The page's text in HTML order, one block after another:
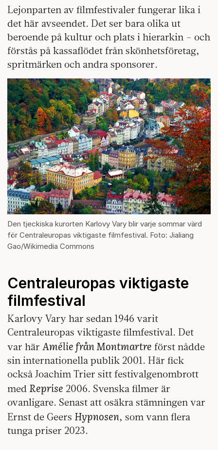
Lejonparten av filmfestivaler fungerar lika i
det här avseendet. Det ser bara olika ut
beroende på kultur och plats i hierarkin – och
förstås på kassaflödet från skönhetsföretag,
spritmärken och andra sponsorer.
Den tjeckiska kurorten Karlovy Vary blir varje sommar värd
för Centraleuropas viktigaste filmfestival. Foto: Jialiang
Gao/Wikimedia Commons
Centraleuropas viktigaste
filmfestival
Karlovy Vary har sedan 1946 varit
Centraleuropas viktigaste filmfestival. Det
var här Amélie från Montmartre först nådde
sin internationella publik 2001. Här fick
också Joachim Trier sitt festivalgenombrott
med Reprise 2006. Svenska filmer är
ovanligare. Senast att osäkra stämningen var
Ernst de Geers Hypnosen, som vann flera
tunga priser 2023.